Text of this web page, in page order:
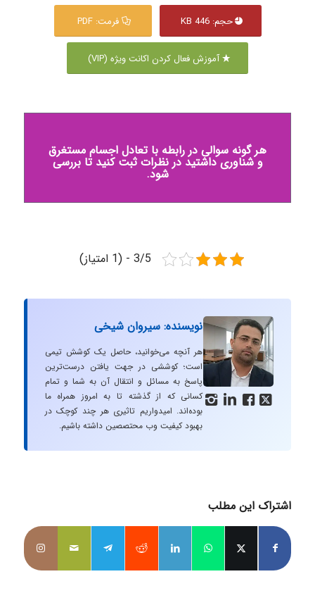
حجم: 446 KB فرمت: PDF
آموزش فعال کردن اکانت ویژه (VIP)
هر گونه سوالی در رابطه با تعادل اجسام مستغرق
و شناوری داشتید در نظرات ثبت کنید تا بررسی
شود.
3/5 - (1 امتیاز)
   
نویسنده: سیروان شیخی
هر آنچه می‌خوانید، حاصل یک کوشش تیمی
است؛ کوششی در جهت یافتن درست‌ترین
پاسخ به مسائل و انتقال آن به شما و تمام
کسانی که از گذشته تا به امروز همراه ما
بوده‌اند. امیدواریم تاثیری هر چند کوچک در
بهبود کیفیت وب محتصصین داشته باشیم.
اشتراک این مطلب